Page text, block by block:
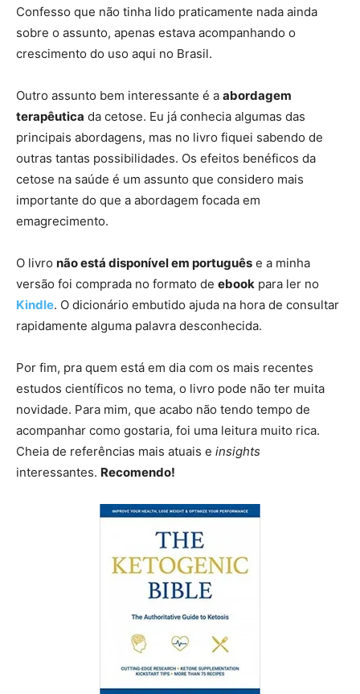
Confesso que não tinha lido praticamente nada ainda
sobre o assunto, apenas estava acompanhando o
crescimento do uso aqui no Brasil.
Outro assunto bem interessante é a abordagem
terapêutica da cetose. Eu já conhecia algumas das
principais abordagens, mas no livro fiquei sabendo de
outras tantas possibilidades. Os efeitos benéficos da
cetose na saúde é um assunto que considero mais
importante do que a abordagem focada em
emagrecimento.
O livro não está disponível em português e a minha
versão foi comprada no formato de ebook para ler no
Kindle. O dicionário embutido ajuda na hora de consultar
rapidamente alguma palavra desconhecida.
Por fim, pra quem está em dia com os mais recentes
estudos científicos no tema, o livro pode não ter muita
novidade. Para mim, que acabo não tendo tempo de
acompanhar como gostaria, foi uma leitura muito rica.
Cheia de referências mais atuais e insights
interessantes. Recomendo!